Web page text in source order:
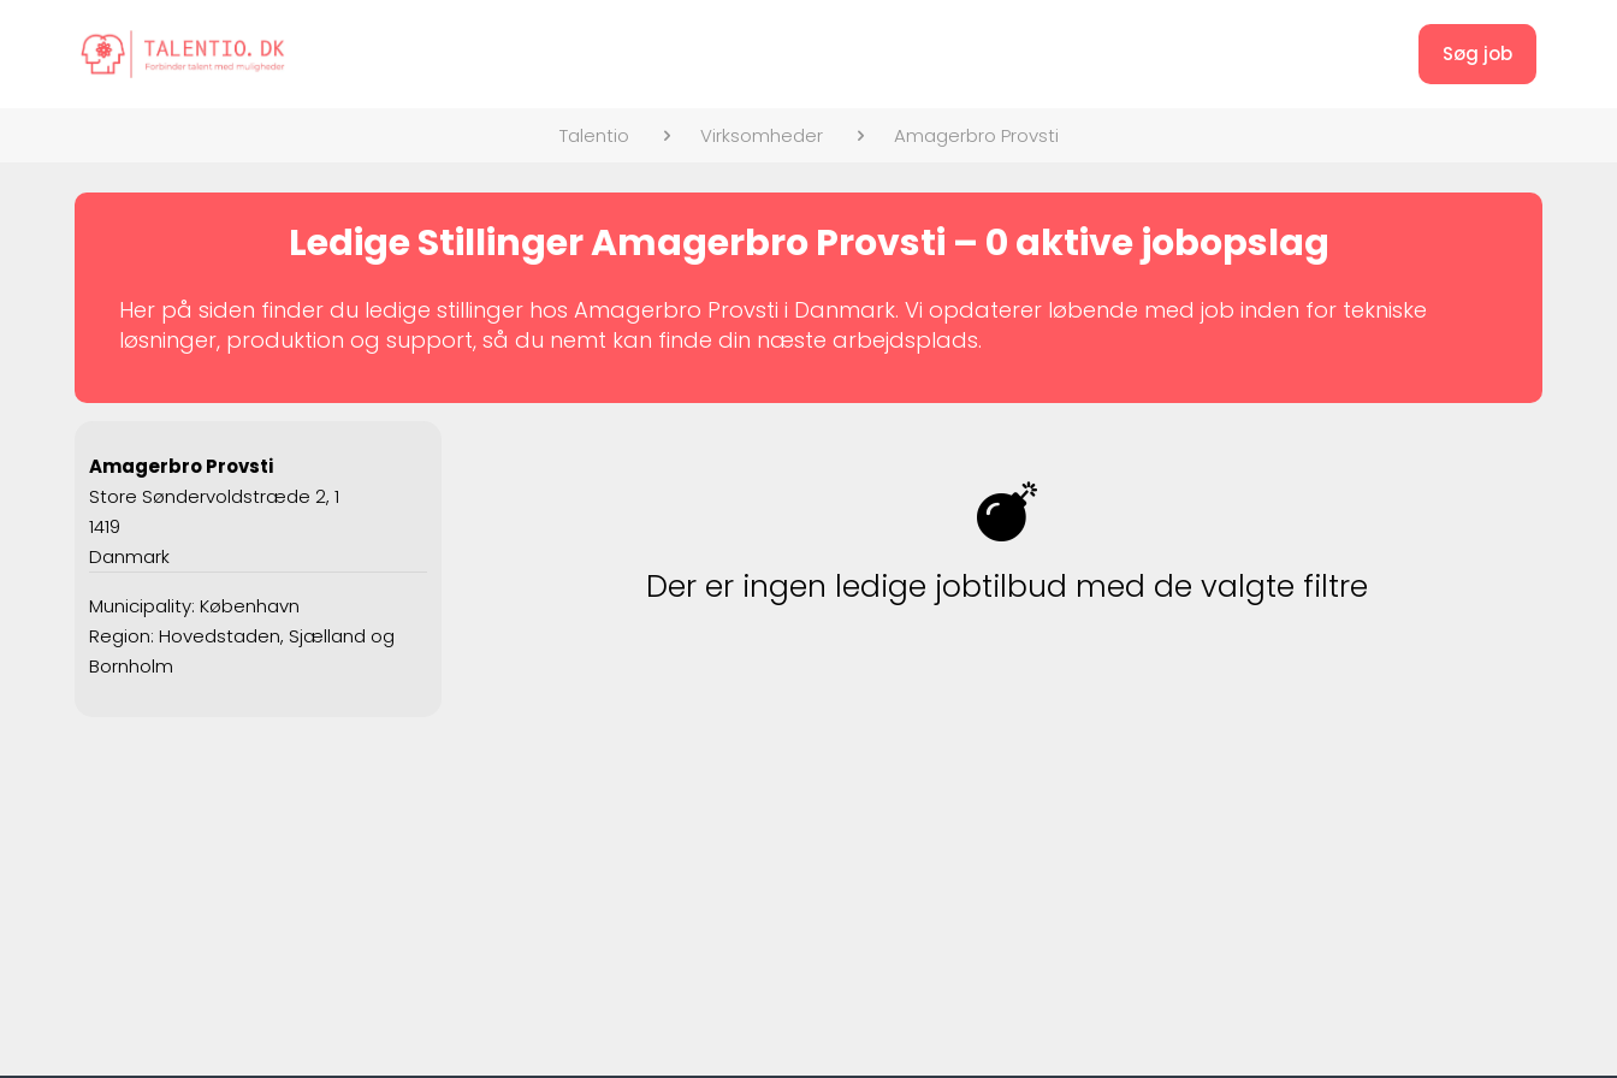
Søg job
Talentio Virksomheder Amagerbro Provsti
Ledige Stillinger Amagerbro Provsti – 0 aktive jobopslag
Her på siden finder du ledige stillinger hos Amagerbro Provsti i Danmark. Vi opdaterer løbende med job inden for tekniske
løsninger, produktion og support, så du nemt kan finde din næste arbejdsplads.
Amagerbro Provsti
Store Søndervoldstræde 2, 1
1419
Danmark
Municipality: København
Region: Hovedstaden, Sjælland og
Bornholm
Der er ingen ledige jobtilbud med de valgte filtre